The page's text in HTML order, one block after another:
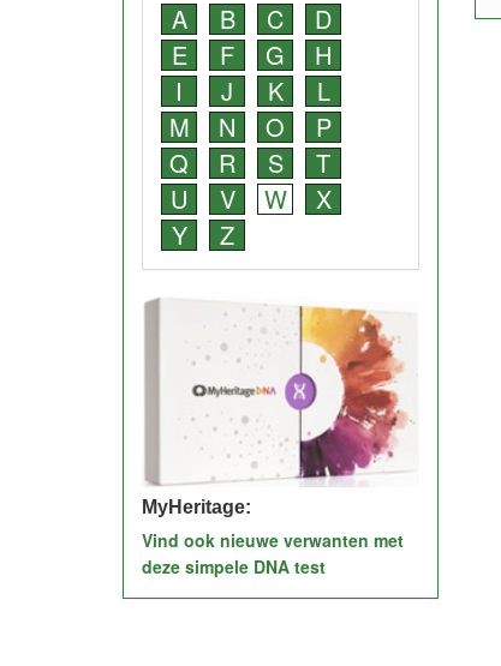
A B C
D
E
F G
H
I
J K
L
M
N O
P
Q
R S
T
U
V W
X
Y
Z
MyHeritage:
Vind ook nieuwe verwanten met
deze simpele DNA test